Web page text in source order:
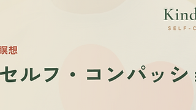
サイレント・リト
プ